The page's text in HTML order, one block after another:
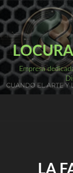
Saltar
al
contenido
Empresa
LA